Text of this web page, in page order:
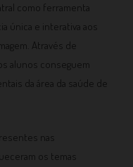
como ferramenta
única e interativa aos
Através de
alunos conseguem
da área da saúde de
nas
os temas